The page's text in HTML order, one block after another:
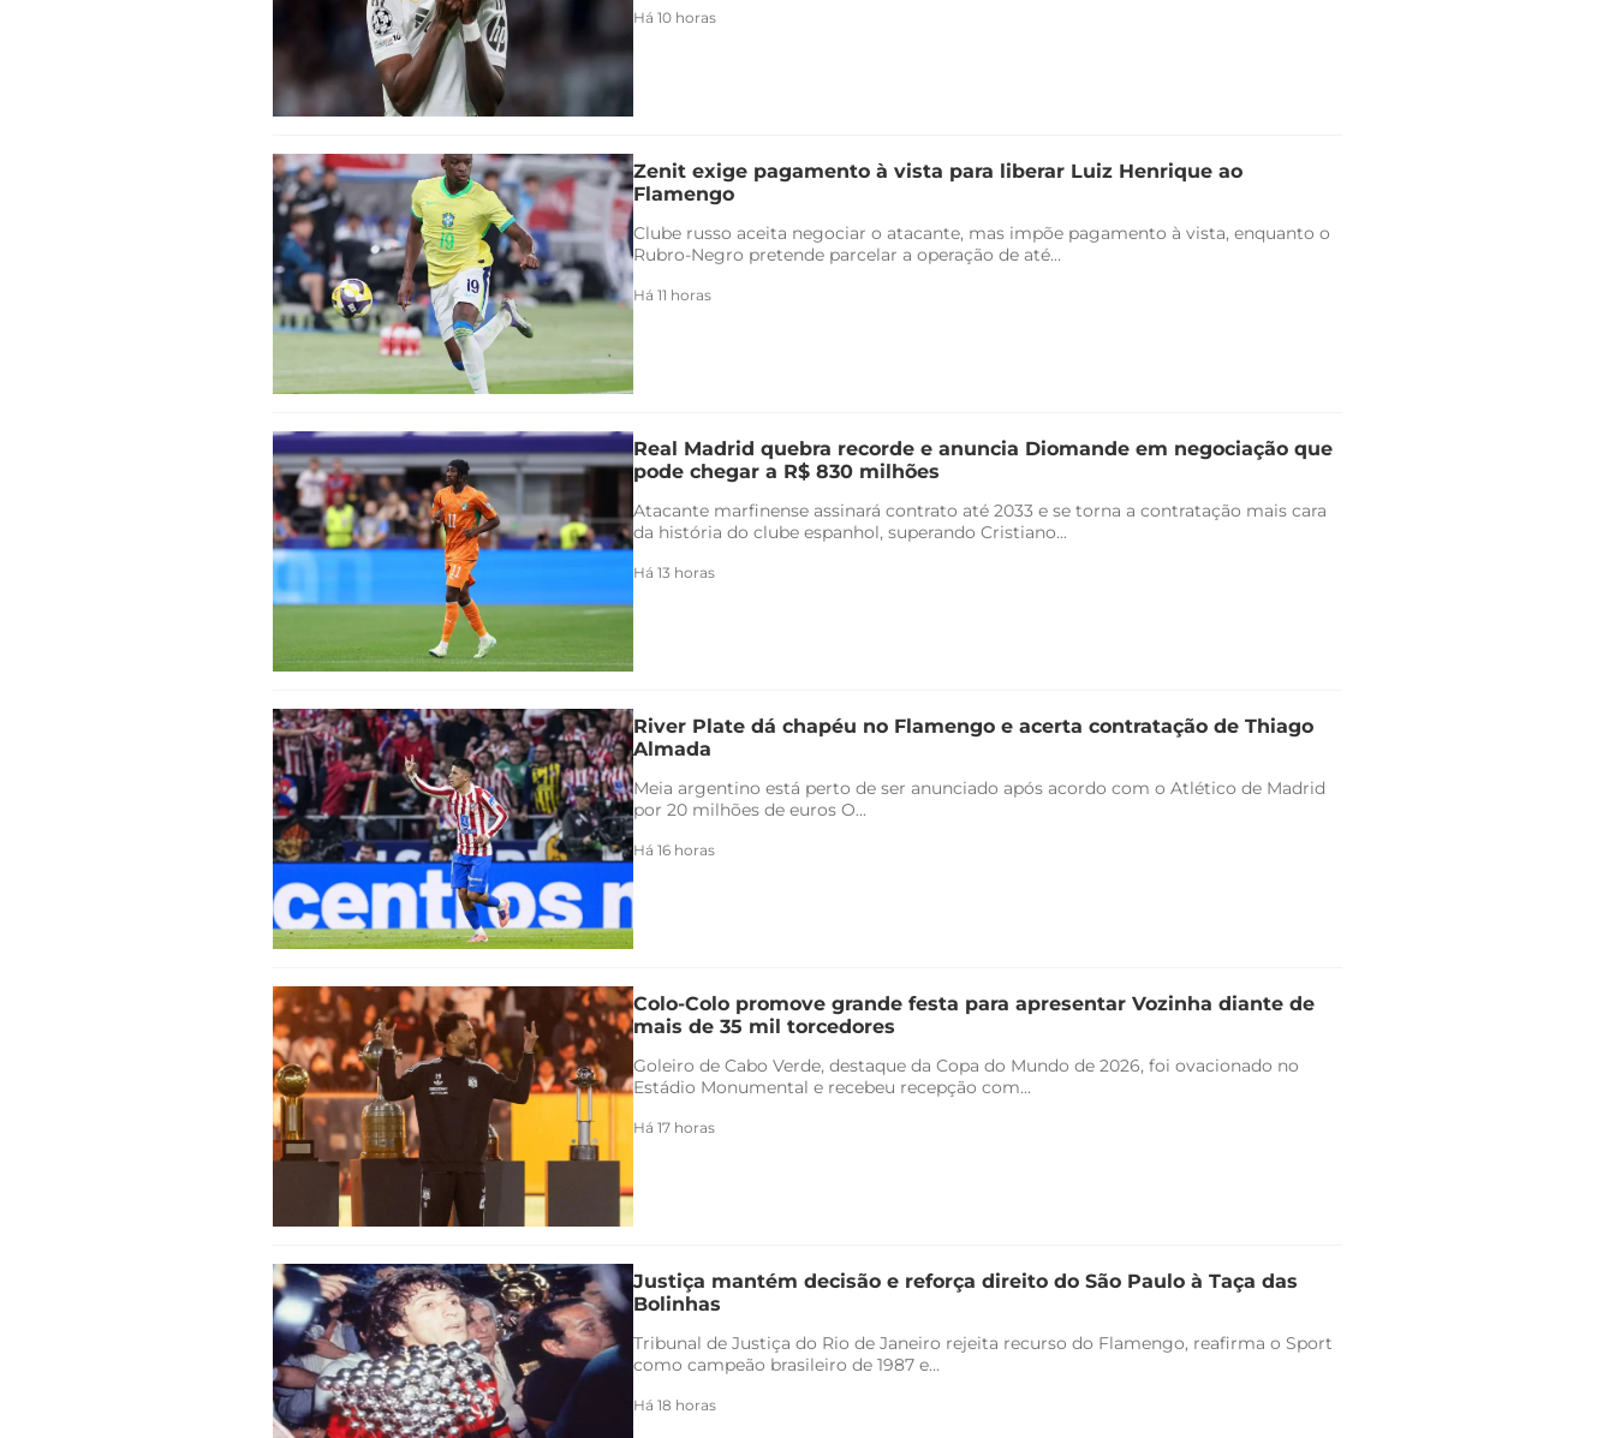
Há 10 horas
Zenit exige pagamento à vista para liberar Luiz Henrique ao
Flamengo
Clube russo aceita negociar o atacante, mas impõe pagamento à vista, enquanto o
Rubro-Negro pretende parcelar a operação de até...
Há 11 horas
Real Madrid quebra recorde e anuncia Diomande em negociação que
pode chegar a R$ 830 milhões
Atacante marfinense assinará contrato até 2033 e se torna a contratação mais cara
da história do clube espanhol, superando Cristiano...
Há 13 horas
River Plate dá chapéu no Flamengo e acerta contratação de Thiago
Almada
Meia argentino está perto de ser anunciado após acordo com o Atlético de Madrid
por 20 milhões de euros O...
Há 16 horas
Colo-Colo promove grande festa para apresentar Vozinha diante de
mais de 35 mil torcedores
Goleiro de Cabo Verde, destaque da Copa do Mundo de 2026, foi ovacionado no
Estádio Monumental e recebeu recepção com...
Há 17 horas
Justiça mantém decisão e reforça direito do São Paulo à Taça das
Bolinhas
Tribunal de Justiça do Rio de Janeiro rejeita recurso do Flamengo, reafirma o Sport
como campeão brasileiro de 1987 e...
Há 18 horas